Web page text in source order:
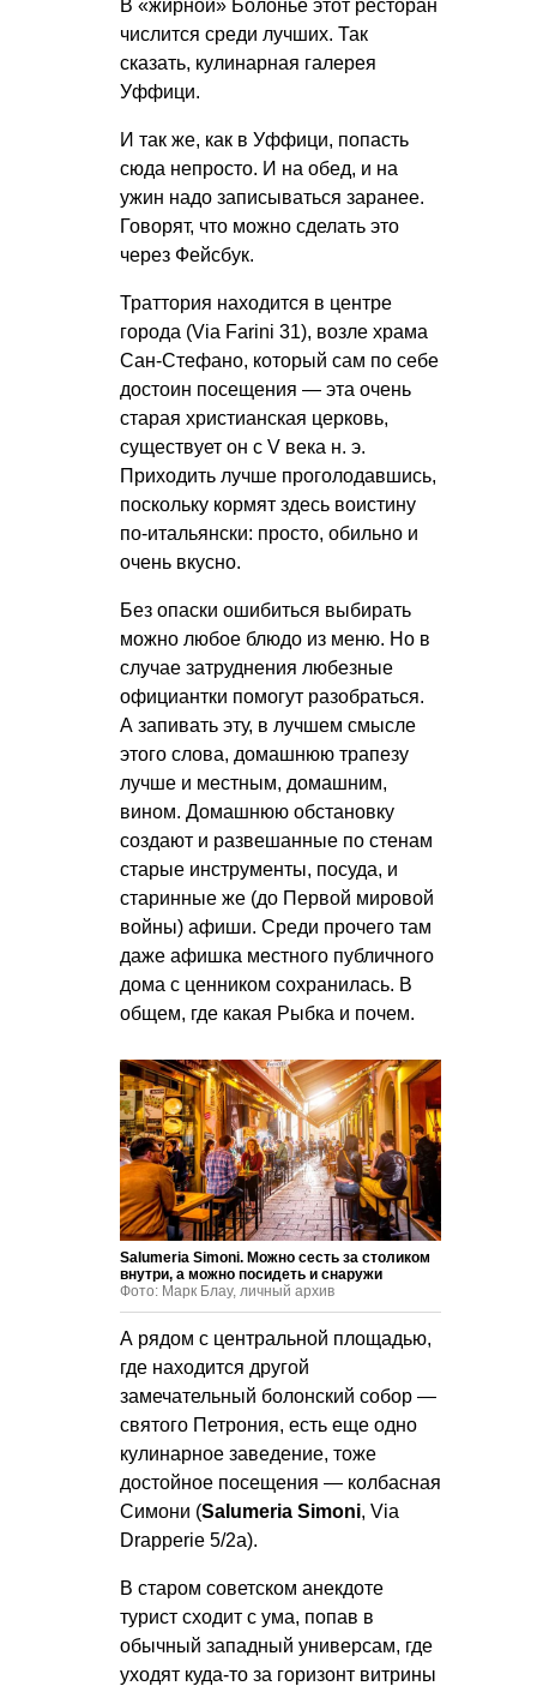
В «жирной» Болонье этот ресторан
числится среди лучших. Так
сказать, кулинарная галерея
Уффици.
И так же, как в Уффици, попасть
сюда непросто. И на обед, и на
ужин надо записываться заранее.
Говорят, что можно сделать это
через Фейсбук.
Траттория находится в центре
города (Via Farini 31), возле храма
Сан-Стефано, который сам по себе
достоин посещения — эта очень
старая христианская церковь,
существует он с V века н. э.
Приходить лучше проголодавшись,
поскольку кормят здесь воистину
по-итальянски: просто, обильно и
очень вкусно.
Без опаски ошибиться выбирать
можно любое блюдо из меню. Но в
случае затруднения любезные
официантки помогут разобраться.
А запивать эту, в лучшем смысле
этого слова, домашнюю трапезу
лучше и местным, домашним,
вином. Домашнюю обстановку
создают и развешанные по стенам
старые инструменты, посуда, и
старинные же (до Первой мировой
войны) афиши. Среди прочего там
даже афишка местного публичного
дома с ценником сохранилась. В
общем, где какая Рыбка и почем.
Salumeria Simoni. Можно сесть за столиком
внутри, а можно посидеть и снаружи
Фото: Марк Блау, личный архив
А рядом с центральной площадью,
где находится другой
замечательный болонский собор —
святого Петрония, есть еще одно
кулинарное заведение, тоже
достойное посещения — колбасная
Симони (Salumeria Simoni, Via
Drapperie 5/2a).
В старом советском анекдоте
турист сходит с ума, попав в
обычный западный универсам, где
уходят куда-то за горизонт витрины